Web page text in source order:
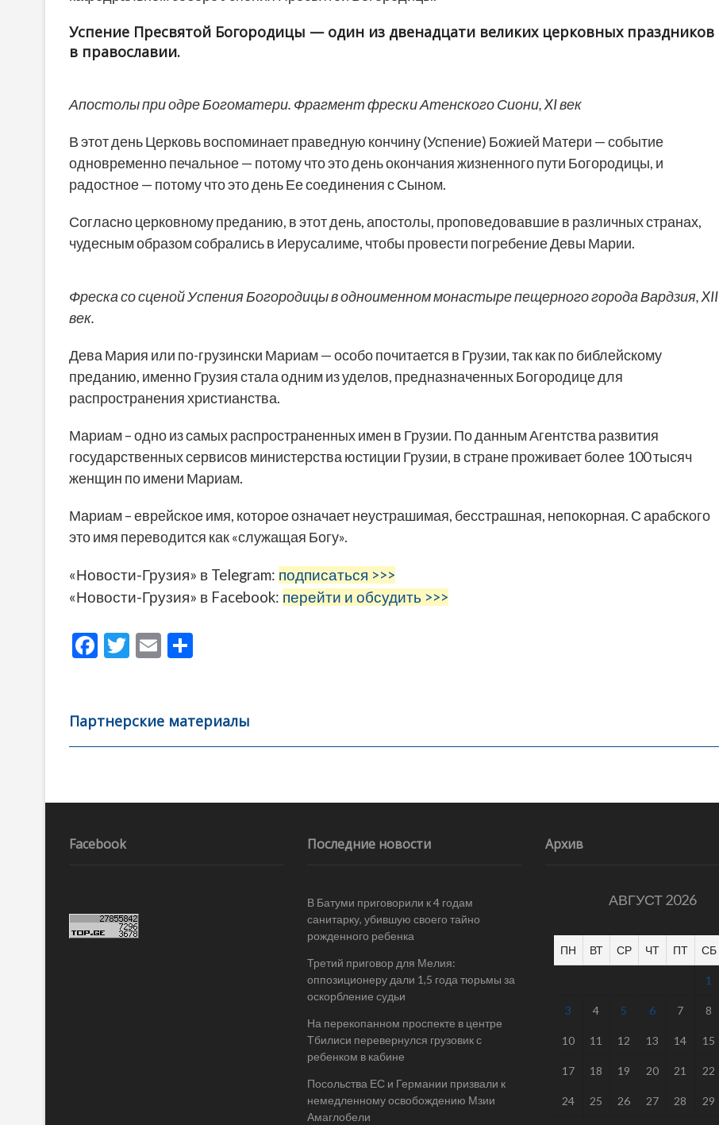
Успение Пресвятой Богородицы — один из двенадцати великих церковных праздников
в православии.
Апостолы при одре Богоматери. Фрагмент фрески Атенского Сиони, XI век
В этот день Церковь воспоминает праведную кончину (Успение) Божией Матери — событие
одновременно печальное — потому что это день окончания жизненного пути Богородицы, и
радостное — потому что это день Ее соединения с Сыном.
Согласно церковному преданию, в этот день, апостолы, проповедовавшие в различных странах,
чудесным образом собрались в Иерусалиме, чтобы провести погребение Девы Марии.
Фреска со сценой Успения Богородицы в одноименном монастыре пещерного города Вардзия, XII
век.
Дева Мария или по-грузински Мариам — особо почитается в Грузии, так как по библейскому
преданию, именно Грузия стала одним из уделов, предназначенных Богородице для
распространения христианства.
Мариам – одно из самых распространенных имен в Грузии. По данным Агентства развития
государственных сервисов министерства юстиции Грузии, в стране проживает более 100 тысяч
женщин по имени Мариам.
Мариам – еврейское имя, которое означает неустрашимая, бесстрашная, непокорная. С арабского
это имя переводится как «служащая Богу».
«Новости-Грузия» в Telegram: подписаться >>>
«Новости-Грузия» в Facebook: перейти и обсудить >>>
F
b
o
k
T
er
E
l
а
в
ть
Партнерские материалы
Навигация
записям
Facebook Последние новости
В Батуми приговорили к 4 годам
санитарку, убившую своего тайно
рожденного ребенка
Третий приговор для Мелия:
оппозиционеру дали 1,5 года тюрьмы за
оскорбление судьи
На перекопанном проспекте в центре
Тбилиси перевернулся грузовик с
ребенком в кабине
Посольства ЕС и Германии призвали к
немедленному освобождению Мзии
Амаглобели
Архив
АВГУСТ 2026
ПН ВТ СР ЧТ ПТ СБ
1
3 4 5 6 7 8
10 11 12 13 14 15
17 18 19 20 21 22
24 25 26 27 28 29